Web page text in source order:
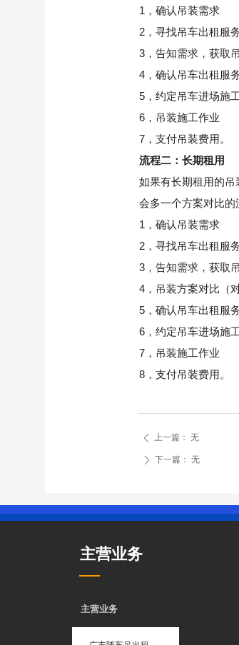
1 ，确认吊装需求
2 ，寻找吊车出租服
3 ，告知需求，获取
4 ，确认吊车出租服
5 ，约定吊车进场施
6 ，吊装施工作业
7 ，支付吊装费用。
流程二：长期租用
如果有长期租用的
会多一个方案对比的
1 ，确认吊装需求
2 ，寻找吊车出租服
3 ，告知需求，获取
4 ，吊装方案对比（
5 ，确认吊车出租服
6 ，约定吊车进场施
7 ，吊装施工作业
8 ，支付吊装费用。
ꄴ 上一篇： 无
ꄲ 下一篇： 无
主营业务
主营业务